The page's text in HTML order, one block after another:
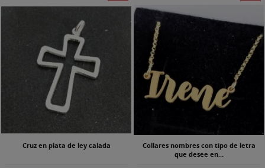
Cruz en plata de ley calada
Collares nombres con tipo de letra
que desee en...